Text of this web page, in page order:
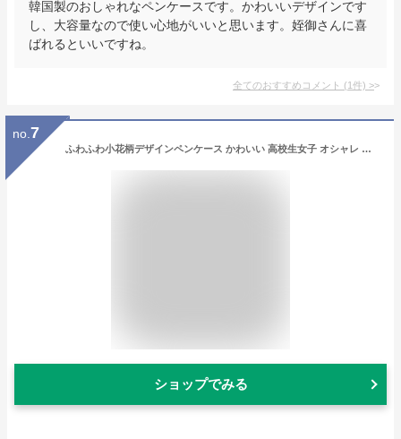
韓国製のおしゃれなペンケースです。かわいいデザインです
し、大容量なので使い心地がいいと思います。姪御さんに喜
ばれるといいですね。
全てのおすすめコメント (1件) >
no. 7
ふわふわ小花柄デザインペンケース かわいい 高校生女子 オシャレ 大容量 シンプル 文具 韓国 おしゃれ 可愛い スリムポーチ 大学生 中学生 スリムポーチ ブラシケース 女性 子供 レディース ギフト 誕生日プレゼント 新学期 入学 進学祝い
ショップでみる